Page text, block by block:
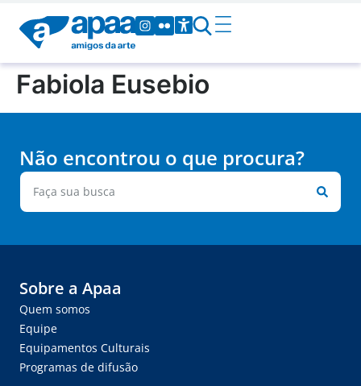
Fabiola Eusebio
Não encontrou o que procura?
Sobre a Apaa
Quem somos
Equipe
Equipamentos Culturais
Programas de difusão